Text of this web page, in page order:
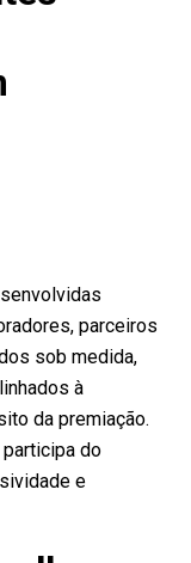
parceiros
sob medida,
à
da premiação.
do
e